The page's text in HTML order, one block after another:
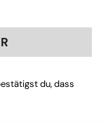
du, dass